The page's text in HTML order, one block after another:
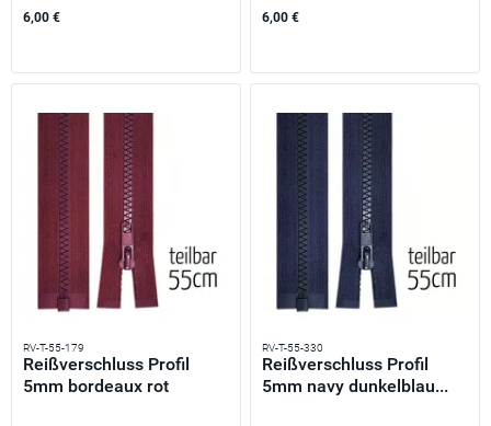
6,00 € 6,00 €
RV-T-55-179
Reißverschluss Profil
5mm bordeaux rot
RV-T-55-330
Reißverschluss Profil
5mm navy dunkelblau...